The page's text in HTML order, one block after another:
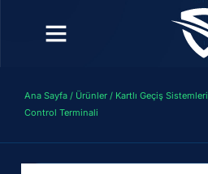
Ana Sayfa / Ürünler / Kartlı Geçiş Sistemleri
Control Terminali